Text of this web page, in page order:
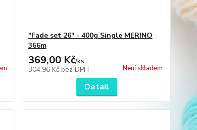
"Fade set 26" - 400g Single MERINO
366m
369,00 Kč/ks
304,96 Kč bez DPH Není skladem
Detail